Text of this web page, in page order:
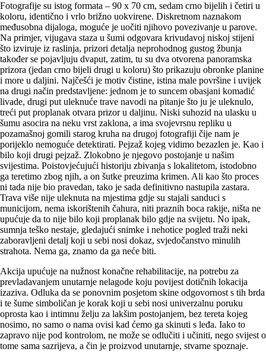
Fotografije su istog formata – 90 x 70 cm, sedam crno bijelih i četiri u
koloru, identično i vrlo brižno uokvirene. Diskretnom naznakom
međusobna dijaloga, moguće je uočiti njihovo povezivanje u parove.
Na primjer, vijugava staza u šumi odgovara krivudavoj niskoj stijeni
što izviruje iz raslinja, prizori detalja neprohodnog gustog žbunja
također se pojavljuju dvaput, zatim, tu su dva otvorena panoramska
prizora (jedan crno bijeli drugi u koloru) što prikazuju obronke planine
i more u daljini. Najčešći je motiv čistine, istina male površine i uvijek
na drugi način predstavljene: jednom je to suncem obasjani komadić
livade, drugi put uleknuće trave navodi na pitanje što ju je uleknulo,
treći put proplanak otvara prizor u daljinu. Niski suhozid na ulasku u
šumu asocira na neku vrst zaklona, a ima svojevrsnu repliku u
pozamašnoj gomili starog kruha na drugoj fotografiji čije nam je
porijeklo nemoguće detektirati. Pejzaž kojeg vidimo bezazlen je. Kao i
bilo koji drugi pejzaž. Zlokobno je njegovo postojanje u našim
svijestima. Poistovjećujući historiju zbivanja s lokalitetom, istodobno
ga teretimo zbog njih, a on šutke preuzima krimen. Ali kao što proces
ni tada nije bio pravedan, tako je sada definitivno nastupila zastara.
Trava više nije uleknuta na mjestima gdje su stajali sanduci s
municijom, nema iskorištenih čahura, niti praznih boca rakije, ništa ne
upućuje da to nije bilo koji proplanak bilo gdje na svijetu. No ipak,
sumnja teško nestaje, gledajući snimke i nehotice pogled traži neki
zaboravljeni detalj koji u sebi nosi dokaz, svjedočanstvo minulih
strahota. Nema ga, znamo da ga neće biti.
Akcija upućuje na nužnost konačne rehabilitacije, na potrebu za
prevladavanjem unutarnje nelagode koju povijest dotičnih lokacija
izaziva. Odluka da se ponovnim posjetom skine odgovornost s tih brda
i te šume simboličan je korak koji u sebi nosi univerzalnu poruku
oprosta kao i intimnu želju za lakšim postojanjem, bez tereta kojeg
nosimo, no samo o nama ovisi kad ćemo ga skinuti s leđa. Iako to
zapravo nije pod kontrolom, ne može se odlučiti i učiniti, nego svijest o
tome sama sazrijeva, a čin je proizvod unutarnje, stvarne spoznaje.